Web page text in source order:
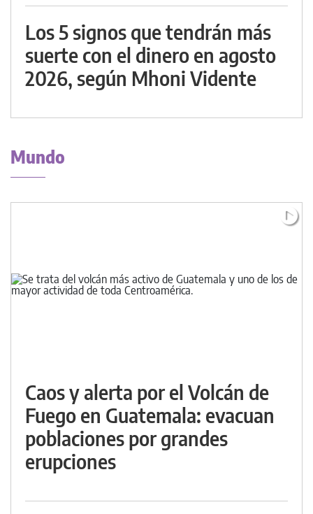
Los 5 signos que tendrán más
suerte con el dinero en agosto
2026, según Mhoni Vidente
Mundo
Caos y alerta por el Volcán de
Fuego en Guatemala: evacuan
poblaciones por grandes
erupciones